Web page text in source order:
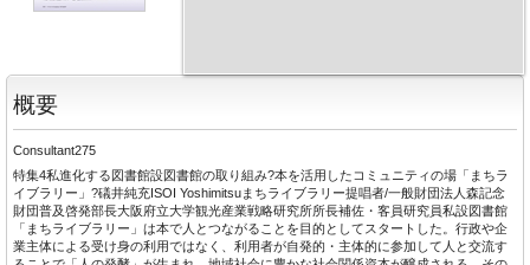
概要
Consultant275
特集4私進化する図書館設図書館の取り組み?本を活用したコミュニティの場「まちラ
イブラリー」?礒井純充ISOI Yoshimitsuまちライブラリー提唱者/一般財団法人森記念
財団普及啓発部長大阪府立大学観光産業戦略研究所所長補佐・客員研究員私設図書館
「まちライブラリー」は本で人とつながることを目的としてスタートした。行政や企
業主体による受け身の利用ではなく、利用者が自発的・主体的に参加して人と交流す